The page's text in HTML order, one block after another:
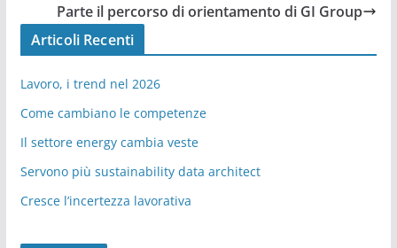
Parte il percorso di orientamento di GI Group
Articoli Recenti
Lavoro, i trend nel 2026
Come cambiano le competenze
Il settore energy cambia veste
Servono più sustainability data architect
Cresce l’incertezza lavorativa